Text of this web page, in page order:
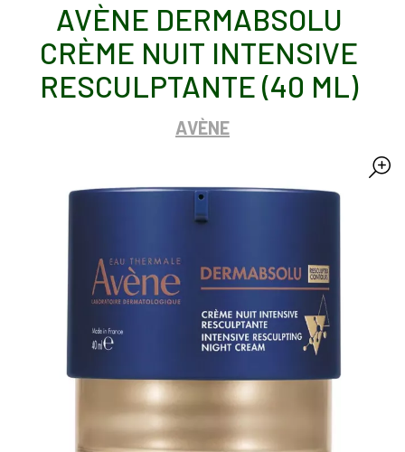
AVÈNE DERMABSOLU
CRÈME NUIT INTENSIVE
RESCULPTANTE (40 ML)
AVÈNE